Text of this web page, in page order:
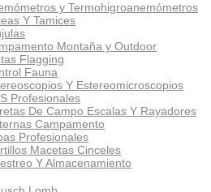
y Termohigroanemómetros
Y Tamices
Montaña y Outdoor
Flagging
Fauna
Y Estereomicroscopios
Profesionales
De Campo Escalas Y Rayadores
Campamento
Profesionales
Macetas Cinceles
Y Almacenamiento